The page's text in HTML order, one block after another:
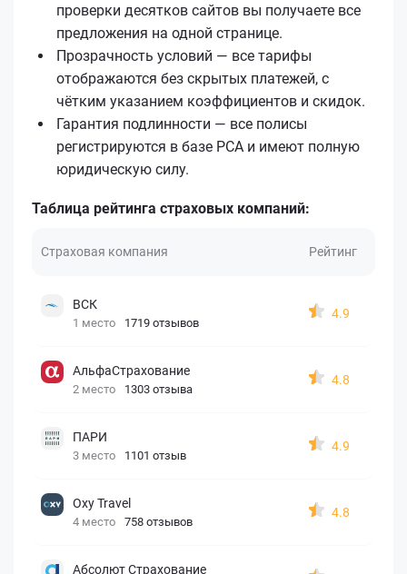
проверки десятков сайтов вы получаете все
предложения на одной странице.
Прозрачность условий — все тарифы
отображаются без скрытых платежей, с
чётким указанием коэффициентов и скидок.
Гарантия подлинности — все полисы
регистрируются в базе РСА и имеют полную
юридическую силу.
Таблица рейтинга страховых компаний:
Страховая компания Рейтинг
ВСК
1 место 1719 отзывов
4.9
АльфаСтрахование
2 место 1303 отзыва
4.8
ПАРИ
3 место 1101 отзыв
4.9
Oxy Travel
4 место 758 отзывов
4.8
Абсолют Страхование